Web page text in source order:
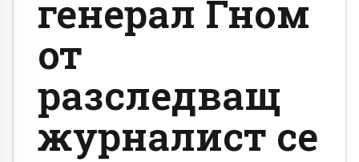
генерал Гном
от
разследващ
журналист се